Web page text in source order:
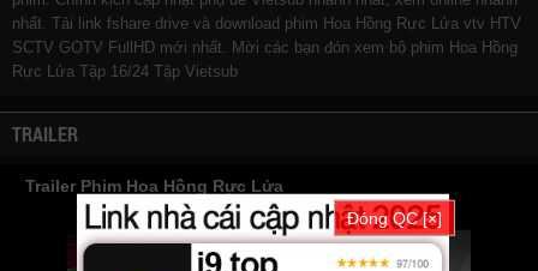
nhất. Tải link fshare drive và download phim Hoa Hồng Rực Lửa vtv HTV
SCTV GOTV FullHD mới nhất. Mời các bạn đón xem bộ phim Hoa Hồng
Rực Lửa Tập 16/24 Tập Vietsub
TRAILER
Trailer Phim Hoa Hồng Rực Lửa
Đóng QC [×]